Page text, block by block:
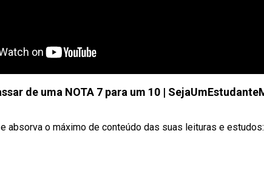
de uma NOTA 7 para um 10 |
e absorva o máximo de conteúdo das suas leituras e